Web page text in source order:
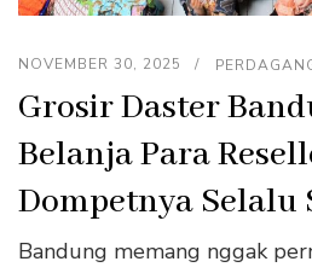
NOVEMBER 30, 2025
Grosir Daster
Belanja Para
Dompetnya Selalu
Bandung memang nggak